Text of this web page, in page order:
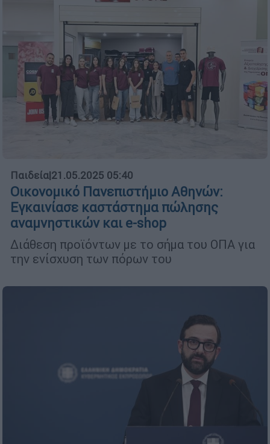
Παιδεία|21.05.2025 05:40
Οικονομικό Πανεπιστήμιο Αθηνών:
Εγκαινίασε καστάστημα πώλησης
αναμνηστικών και e-shop
Διάθεση προϊόντων με το σήμα του ΟΠΑ για
την ενίσχυση των πόρων του